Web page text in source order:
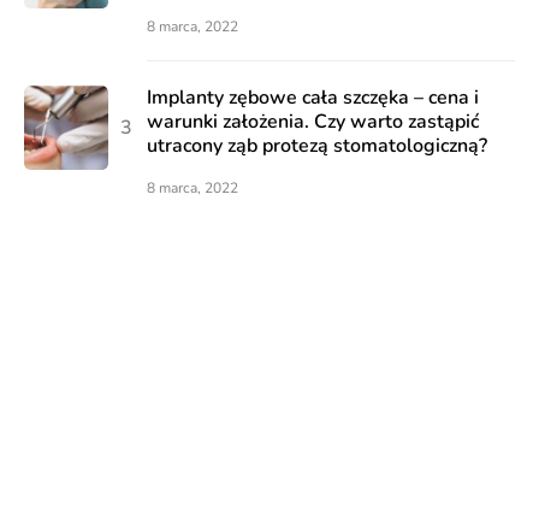
8 marca, 2022
Implanty zębowe cała szczęka – cena i
warunki założenia. Czy warto zastąpić
utracony ząb protezą stomatologiczną?
8 marca, 2022